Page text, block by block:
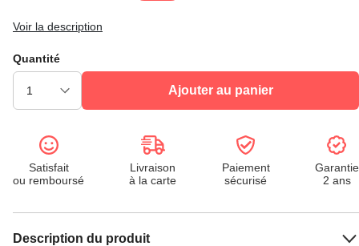
Voir la description
Quantité
Ajouter au panier
Satisfait
ou remboursé
Livraison
à la carte
Paiement
sécurisé
Garantie
2 ans
Description du produit